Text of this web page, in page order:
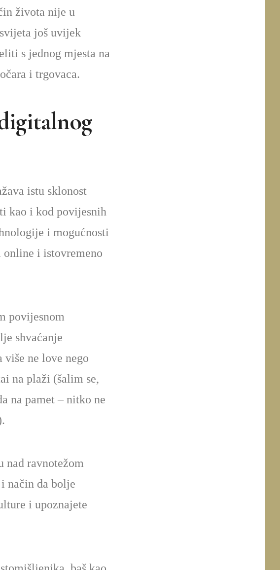
života nije u
još uvijek
s jednog mjesta na
i trgovaca.
istu sklonost
kao i kod povijesnih
i mogućnosti
i istovremeno
povijesnom
shvaćanje
ne love nego
na plaži (šalim se,
na pamet – nitko ne
nad ravnotežom
način da bolje
i upoznajete